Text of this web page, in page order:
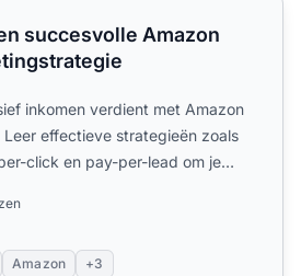
succesvolle Amazon
inkomen verdient met Amazon
effectieve strategieën zoals
click en pay-per-lead om je
Amazon +3